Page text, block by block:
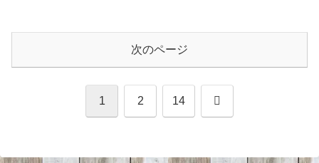
次のページ
1 2 14 次